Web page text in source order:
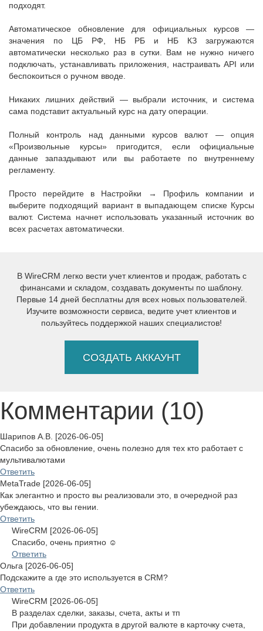
подходят.
Автоматическое обновление для официальных курсов —
значения по ЦБ РФ, НБ РБ и НБ КЗ загружаются
автоматически несколько раз в сутки. Вам не нужно ничего
подключать, устанавливать приложения, настраивать API или
беспокоиться о ручном вводе.
Никаких лишних действий — выбрали источник, и система
сама подставит актуальный курс на дату операции.
Полный контроль над данными курсов валют — опция
«Произвольные курсы» пригодится, если официальные
данные запаздывают или вы работаете по внутреннему
регламенту.
Просто перейдите в Настройки → Профиль компании и
выберите подходящий вариант в выпадающем списке Курсы
валют. Система начнет использовать указанный источник во
всех расчетах автоматически.
В WireCRM легко вести учет клиентов и продаж, работать с
финансами и складом, создавать документы по шаблону.
Первые 14 дней бесплатны для всех новых пользователей.
Изучите возможности сервиса, ведите учет клиентов и
пользуйтесь поддержкой наших специалистов!
СОЗДАТЬ АККАУНТ
Комментарии (10)
Шарипов А.В. [2026-06-05]
Спасибо за обновление, очень полезно для тех кто работает с
мультивалютами
Ответить
MetaTrade [2026-06-05]
Как элегантно и просто вы реализовали это, в очередной раз
убеждаюсь, что вы гении.
Ответить
WireCRM [2026-06-05]
Спасибо, очень приятно ☺️
Ответить
Ольга [2026-06-05]
Подскажите а где это используется в CRM?
Ответить
WireCRM [2026-06-05]
В разделах сделки, заказы, счета, акты и тп
При добавлении продукта в другой валюте в карточку счета,